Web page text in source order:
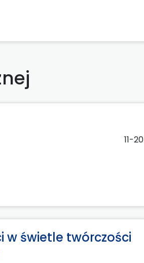
11-20
w świetle twórczości